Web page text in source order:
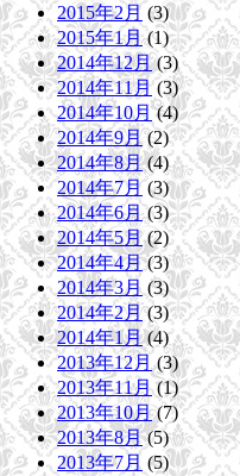
2015年2月 (3)
2015年1月(1)
2014年12月(3)
2014年11月(3)
2014年10月(4)
2014年9月(2)
2014年8月(4)
2014年7月 (3)
2014年6月(3)
2014年5月(2)
2014年4月(3)
2014年3月 (3)
2014年2月(3)
2014年1月(4)
2013年12月(3)
2013年11月(1)
2013年10月(7)
2013年8月(5)
2013年7月 (5)